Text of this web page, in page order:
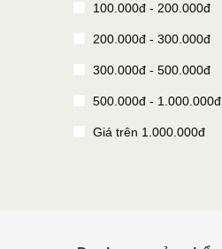
100.000đ - 200.000đ
200.000đ - 300.000đ
300.000đ - 500.000đ
500.000đ - 1.000.000đ
Giá trên 1.000.000đ